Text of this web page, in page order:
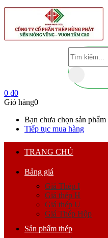
0 ₫0
Giỏ hàng0
Bạn chưa chọn sản phẩm
Tiếp tục mua hàng
TRANG CHỦ
Bảng giá
Giá Thép I
Giá thép H
Giá thép U
Giá Thép Hộp
Sản phẩm thép